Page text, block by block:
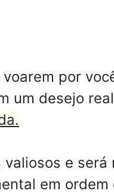
por
um desejo
e será
em ordem